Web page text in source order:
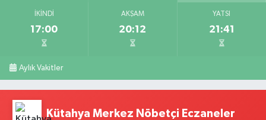
İKINDI
17:00
AKŞAM
20:12
YATSI
21:41
Aylık Vakitler
Kütahya Merkez Nöbetçi Eczaneler